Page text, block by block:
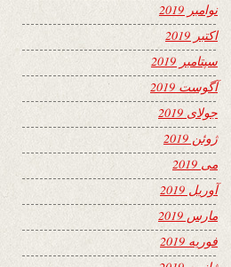
نوامبر 2019
اکتبر 2019
سپتامبر 2019
آگوست 2019
جولای 2019
ژوئن 2019
می 2019
آوریل 2019
مارس 2019
فوریه 2019